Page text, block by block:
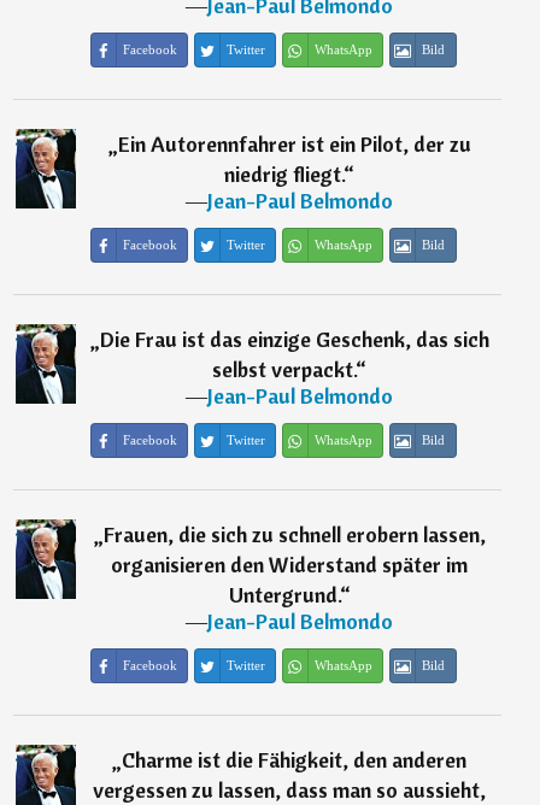
Facebook Twitter WhatsApp Bild
„Ein Autorennfahrer ist ein Pilot, der zu
niedrig fliegt.“
―Jean-Paul Belmondo
Facebook Twitter WhatsApp Bild
„Die Frau ist das einzige Geschenk, das sich
selbst verpackt.“
―Jean-Paul Belmondo
Facebook Twitter WhatsApp Bild
„Frauen, die sich zu schnell erobern lassen,
organisieren den Widerstand später im
Untergrund.“
―Jean-Paul Belmondo
Facebook Twitter WhatsApp Bild
„Charme ist die Fähigkeit, den anderen
vergessen zu lassen, dass man so aussieht,